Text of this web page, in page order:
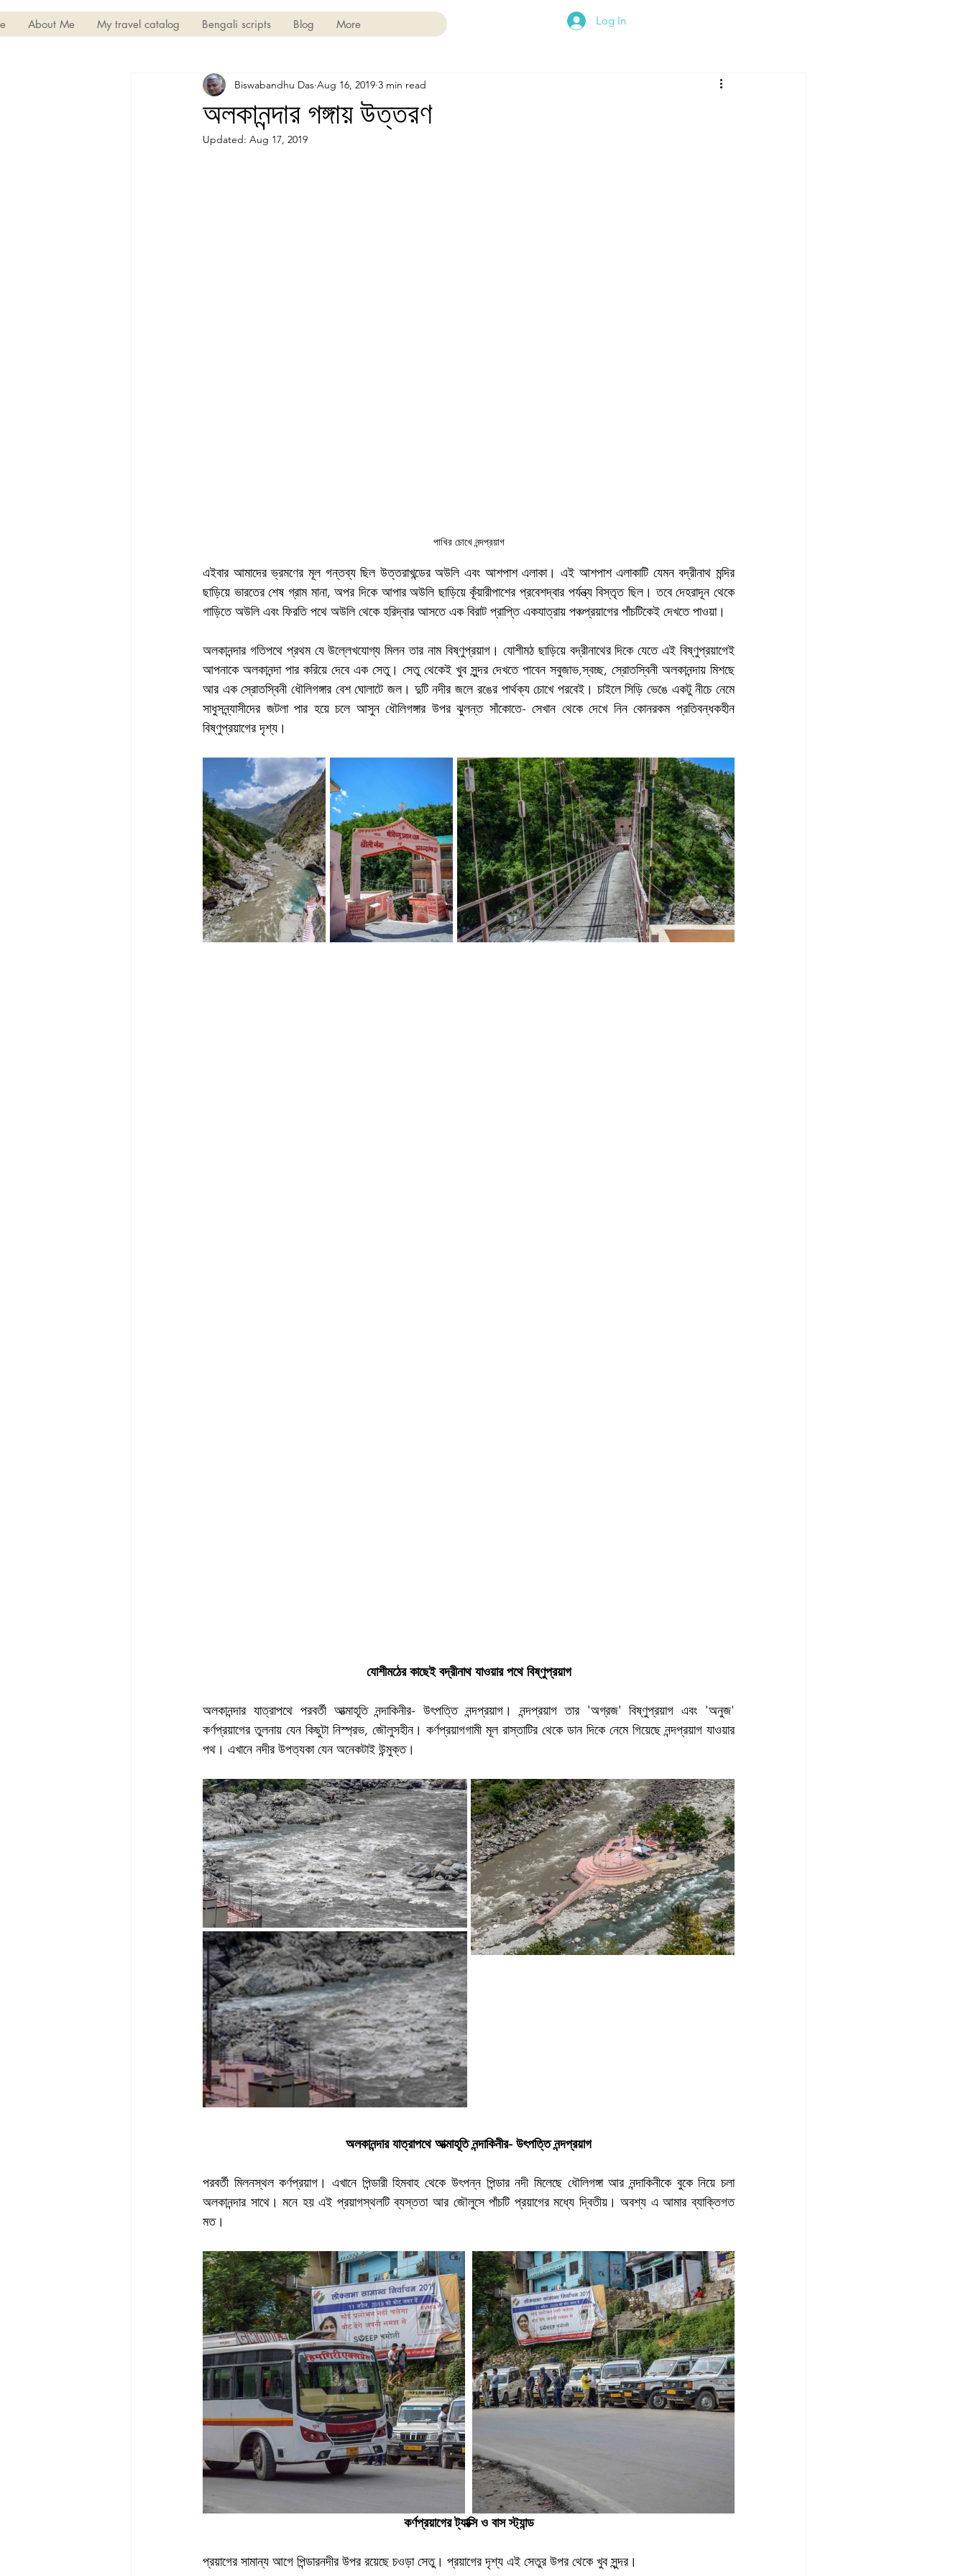
About Me My travel catalog Bengali scripts Blog More Log In
অলকানন্দার গঙ্গায় উত্তরণ
Biswabandhu Das Aug 16, 2019 3 min read
Updated: Aug 17, 2019
পাখির চোখে নন্দপ্রয়াগ
এইবার আমাদের ভ্রমণের মূল গন্তব্য ছিল উত্তরাখন্ডের অউলি এবং আশপাশ এলাকা। এই আশপাশ এলাকাটি যেমন বদ্রীনাথ মন্দির
ছাড়িয়ে ভারতের শেষ গ্রাম মানা, অপর দিকে আপার অউলি ছাড়িয়ে কূঁয়ারীপাশের প্রবেশদ্বার পর্যন্ত্য বিস্তৃত ছিল। তবে দেহরাদূন থেকে
গাড়িতে অউলি এবং ফিরতি পথে অউলি থেকে হরিদ্বার আসতে এক বিরাট প্রাপ্তি একযাত্রায় পঞ্চপ্রয়াগের পাঁচটিকেই দেখতে পাওয়া।
অলকানন্দার গতিপথে প্রথম যে উল্লেখযোগ্য মিলন তার নাম বিষ্ণুপ্রয়াগ। যোশীমঠ ছাড়িয়ে বদ্রীনাথের দিকে যেতে এই বিষ্ণুপ্রয়াগেই
আপনাকে অলকানন্দা পার করিয়ে দেবে এক সেতু। সেতু থেকেই খুব সুন্দর দেখতে পাবেন সবুজাভ,স্বচ্ছ, স্রোতস্বিনী অলকানন্দায় মিশছে
আর এক স্রোতস্বিনী ধৌলিগঙ্গার বেশ ঘোলাটে জল। দুটি নদীর জলে রঙের পার্থক্য চোখে পরবেই। চাইলে সিড়ি ভেঙে একটু নীচে নেমে
সাধুসন্ন্যাসীদের জটলা পার হয়ে চলে আসুন ধৌলিগঙ্গার উপর ঝুলন্ত সাঁকোতে- সেখান থেকে দেখে নিন কোনরকম প্রতিবন্ধকহীন
বিষ্ণুপ্রয়াগের দৃশ্য।
যোশীমঠের কাছেই বদ্রীনাথ যাওয়ার পথে বিষ্ণুপ্রয়াগ
অলকানন্দার যাত্রাপথে পরবর্তী আত্মাহূতি নন্দাকিনীর- উৎপত্তি নন্দপ্রয়াগ। নন্দপ্রয়াগ তার 'অগ্রজ' বিষ্ণুপ্রয়াগ এবং 'অনুজ'
কর্ণপ্রয়াগের তুলনায় যেন কিছুটা নিস্প্রভ, জৌলুসহীন। কর্ণপ্রয়াগগামী মূল রাস্তাটির থেকে ডান দিকে নেমে গিয়েছে নন্দপ্রয়াগ যাওয়ার
পথ। এখানে নদীর উপত্যকা যেন অনেকটাই উন্মুক্ত।
অলকানন্দার যাত্রাপথে আত্মাহূতি নন্দাকিনীর- উৎপত্তি নন্দপ্রয়াগ
পরবর্তী মিলনস্থল কর্ণপ্রয়াগ। এখানে পিন্ডারী হিমবাহ থেকে উৎপন্ন পিন্ডার নদী মিলেছে ধৌলিগঙ্গা আর নন্দাকিনীকে বুকে নিয়ে চলা
অলকানন্দার সাথে। মনে হয় এই প্রয়াগস্থলটি ব্যস্ততা আর জৌলুসে পাঁচটি প্রয়াগের মধ্যে দ্বিতীয়। অবশ্য এ আমার ব্যাক্তিগত
মত।
কর্ণপ্রয়াগের ট্যাক্সি ও বাস স্ট্যান্ড
প্রয়াগের সামান্য আগে পিন্ডারনদীর উপর রয়েছে চওড়া সেতু। প্রয়াগের দৃশ্য এই সেতুর উপর থেকে খুব সুন্দর।